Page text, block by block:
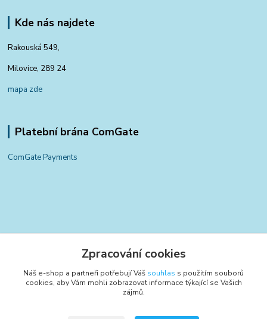
Kde nás najdete
Rakouská 549,
Milovice, 289 24
mapa zde
Platební brána ComGate
ComGate Payments
+420 797 834 700
(Po-Pá, 8-15:30 hod.)
Zpracování cookies
Náš e-shop a partneři potřebují Váš souhlas s použitím souborů
cookies, aby Vám mohli zobrazovat informace týkající se Vašich
zájmů.